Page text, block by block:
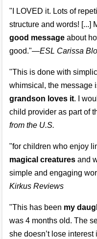
"I LOVED it. Lots of
structure and words! [...]
good messageabout
good."—ESL Carissa
"This is done with
whimsical, the message
grandson loves it. I
child provider as part of
from the U.S.
"for children who enjoy
magical creaturesand
simple and engaging
Kirkus Reviews
"This has been my
was 4 months old. The
she doesn’t lose